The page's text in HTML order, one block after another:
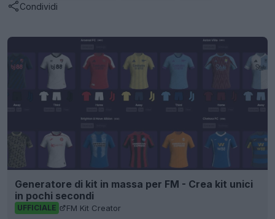
Condividi
Generatore di kit in massa per FM - Crea kit unici
in pochi secondi
UFFICIALE FM Kit Creator